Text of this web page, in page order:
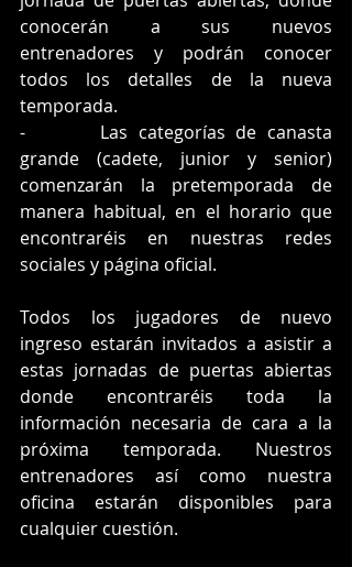
conocerán a sus nuevos
entrenadores y podrán conocer
todos los detalles de la nueva
temporada.
-       Las categorías de canasta
grande (cadete, junior y senior)
comenzarán la pretemporada de
manera habitual, en el horario que
encontraréis en nuestras redes
sociales y página oficial.
Todos los jugadores de nuevo
ingreso estarán invitados a asistir a
estas jornadas de puertas abiertas
donde encontraréis toda la
información necesaria de cara a la
próxima temporada. Nuestros
entrenadores así como nuestra
oficina estarán disponibles para
cualquier cuestión.